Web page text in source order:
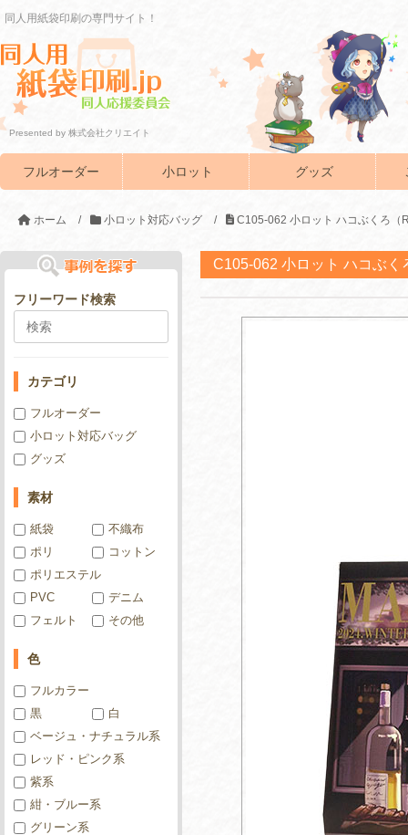
同人用紙袋印刷の専門サイト！
Presented by 株式会社クリエイト
フルオーダー 小ロット グッズ
ホーム / 小ロット対応バッグ / C105-062 小ロット ハコぶくろ（
C105-062 小ロット ハコぶく
フリーワード検索
カテゴリ
フルオーダー
小ロット対応バッグ
グッズ
素材
紙袋
不織布
ポリ
コットン
ポリエステル
PVC
デニム
フェルト
その他
色
フルカラー
黒
白
ベージュ・ナチュラル系
レッド・ピンク系
紫系
紺・ブルー系
グリーン系